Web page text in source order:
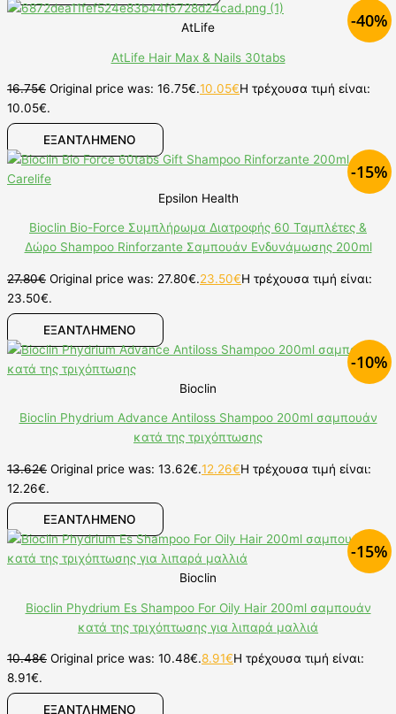
-40%
AtLife
AtLife Hair Max & Nails 30tabs
16.75€ Original price was: 16.75€.10.05€Η τρέχουσα τιμή είναι:
10.05€.
ΕΞΑΝΤΛΗΜΕΝΟ
-15%
Epsilon Health
Bioclin Bio-Force Συμπλήρωμα Διατροφής 60 Ταμπλέτες &
Δώρο Shampoo Rinforzante Σαμπουάν Ενδυνάμωσης 200ml
27.80€ Original price was: 27.80€.23.50€Η τρέχουσα τιμή είναι:
23.50€.
ΕΞΑΝΤΛΗΜΕΝΟ
-10%
Bioclin
Bioclin Phydrium Advance Antiloss Shampoo 200ml σαμπουάν
κατά της τριχόπτωσης
13.62€ Original price was: 13.62€.12.26€Η τρέχουσα τιμή είναι:
12.26€.
ΕΞΑΝΤΛΗΜΕΝΟ
-15%
Bioclin
Bioclin Phydrium Es Shampoo For Oily Hair 200ml σαμπουάν
κατά της τριχόπτωσης για λιπαρά μαλλιά
10.48€ Original price was: 10.48€.8.91€Η τρέχουσα τιμή είναι:
8.91€.
ΕΞΑΝΤΛΗΜΕΝΟ